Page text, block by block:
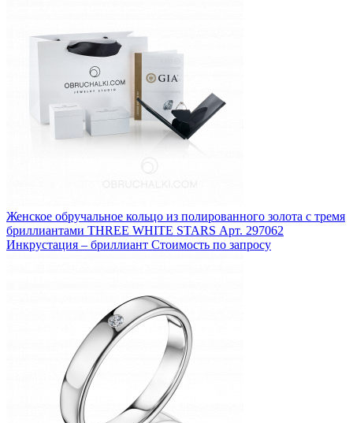
Женское обручальное кольцо из полированного золота с тремя
бриллиантами THREE WHITE STARS Арт. 297062
Инкрустация – бриллиант Стоимость по запросу